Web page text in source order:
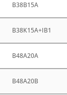
B38B15A
B38K15A+IB1
B48A20A
B48A20B